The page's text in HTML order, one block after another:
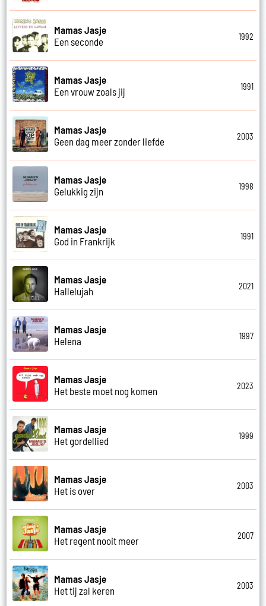
Mamas Jasje
Een seconde
1992
Mamas Jasje
Een vrouw zoals jij
1991
Mamas Jasje
Geen dag meer zonder liefde
2003
Mamas Jasje
Gelukkig zijn
1998
Mamas Jasje
God in Frankrijk
1991
Mamas Jasje
Hallelujah
2021
Mamas Jasje
Helena
1997
Mamas Jasje
Het beste moet nog komen
2023
Mamas Jasje
Het gordellied
1999
Mamas Jasje
Het is over
2003
Mamas Jasje
Het regent nooit meer
2007
Mamas Jasje
Het tij zal keren
2003